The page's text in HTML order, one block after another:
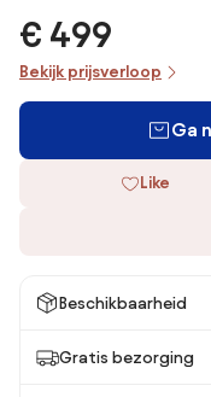
€ 499
Bekijk prijsverloop
Ga
Like
Beschikbaarheid
Gratis bezorging